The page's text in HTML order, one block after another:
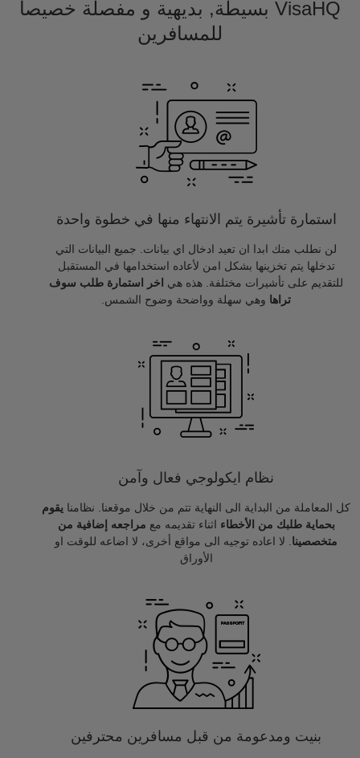
VisaHQ بسيطة, بديهية و مفصلة خصيصا
للمسافرين
استمارة تأشيرة يتم الانتهاء منها في خطوة واحدة
لن نطلب منك ابدا ان تعيد ادخال اي بيانات. جميع البيانات التي
تدخلها يتم تخزينها بشكل امن لأعاده استخدامها في المستقبل
للتقديم على تأشيرات مختلفة. هذه هي
اخر استمارة طلب سوف
تراها وهي سهلة وواضحة وضوح الشمس.
نظام ايكولوجي فعال وآمن
كل المعاملة من البداية الى النهاية تتم من خلال موقعنا. نظامنا يقوم
بحماية طلبك من الأخطاء اثناء تقديمه مع مراجعه إضافية من
متخصصينا . لا اعاده توجيه الى مواقع أخرى، لا اضاعه للوقت او
الأوراق
بنيت ومدعومة من قبل مسافرين محترفين